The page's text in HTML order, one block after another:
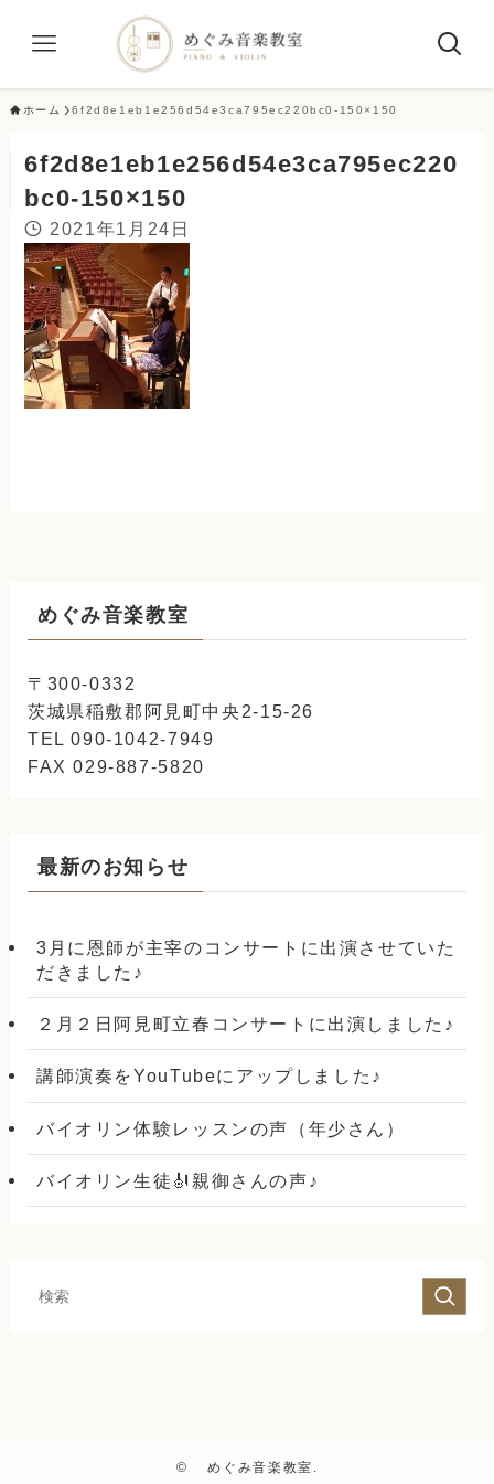
ホーム 6f2d8e1eb1e256d54e3ca795ec220bc0-150×150
6f2d8e1eb1e256d54e3ca795ec220
bc0-150×150
2021年1月24日
めぐみ音楽教室
〒300-0332
茨城県稲敷郡阿見町中央2-15-26
TEL 090-1042-7949
FAX 029-887-5820
最新のお知らせ
3月に恩師が主宰のコンサートに出演させていた
だきました♪
２月２日阿見町立春コンサートに出演しました♪
講師演奏をYouTubeにアップしました♪
バイオリン体験レッスンの声（年少さん）
バイオリン生徒🎻親御さんの声♪
© めぐみ音楽教室.